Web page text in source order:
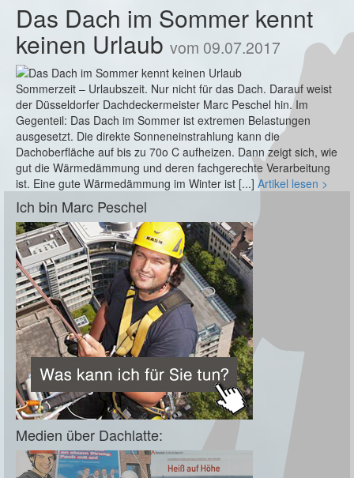
Das Dach im Sommer kennt
keinen Urlaub vom 09.07.2017
Sommerzeit – Urlaubszeit. Nur nicht für das Dach. Darauf weist
der Düsseldorfer Dachdeckermeister Marc Peschel hin. Im
Gegenteil: Das Dach im Sommer ist extremen Belastungen
ausgesetzt. Die direkte Sonneneinstrahlung kann die
Dachoberfläche auf bis zu 70o C aufheizen. Dann zeigt sich, wie
gut die Wärmedämmung und deren fachgerechte Verarbeitung
ist. Eine gute Wärmedämmung im Winter ist [...] Artikel lesen >
Ich bin Marc Peschel
Medien über Dachlatte: